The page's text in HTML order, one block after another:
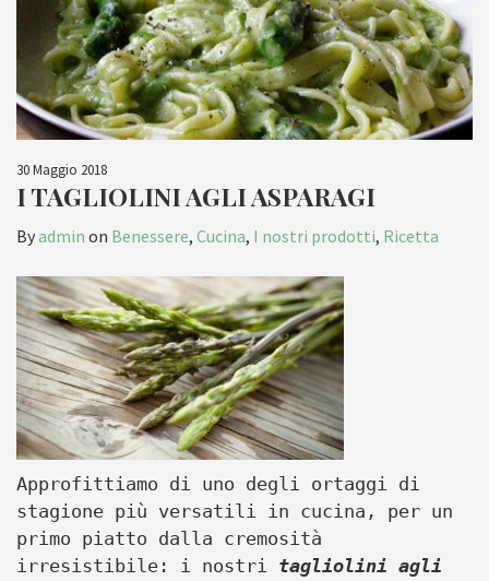
30 Maggio 2018
I TAGLIOLINI AGLI ASPARAGI
Byadmin on Benessere, Cucina, I nostri prodotti, Ricetta
Approfittiamo di uno degli ortaggi di
stagione più versatili in cucina, per un
primo piatto dalla cremosità
irresistibile: i nostri tagliolini agli